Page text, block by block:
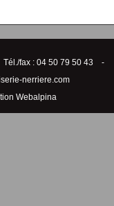
Tél./fax : 04 50 79 50 43 -
nerriere.com
Webalpina